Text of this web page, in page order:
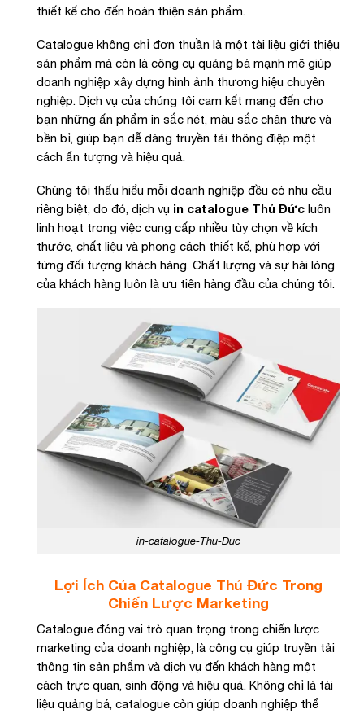
thiết kế cho đến hoàn thiện sản phẩm.
Catalogue không chỉ đơn thuần là một tài liệu giới thiệu
sản phẩm mà còn là công cụ quảng bá mạnh mẽ giúp
doanh nghiệp xây dựng hình ảnh thương hiệu chuyên
nghiệp. Dịch vụ của chúng tôi cam kết mang đến cho
bạn những ấn phẩm in sắc nét, màu sắc chân thực và
bền bỉ, giúp bạn dễ dàng truyền tải thông điệp một
cách ấn tượng và hiệu quả.
Chúng tôi thấu hiểu mỗi doanh nghiệp đều có nhu cầu
riêng biệt, do đó, dịch vụ in catalogue Thủ Đức luôn
linh hoạt trong việc cung cấp nhiều tùy chọn về kích
thước, chất liệu và phong cách thiết kế, phù hợp với
từng đối tượng khách hàng. Chất lượng và sự hài lòng
của khách hàng luôn là ưu tiên hàng đầu của chúng tôi.
in-catalogue-Thu-Duc
Lợi Ích Của Catalogue Thủ Đức Trong
Chiến Lược Marketing
Catalogue đóng vai trò quan trọng trong chiến lược
marketing của doanh nghiệp, là công cụ giúp truyền tải
thông tin sản phẩm và dịch vụ đến khách hàng một
cách trực quan, sinh động và hiệu quả. Không chỉ là tài
liệu quảng bá, catalogue còn giúp doanh nghiệp thể